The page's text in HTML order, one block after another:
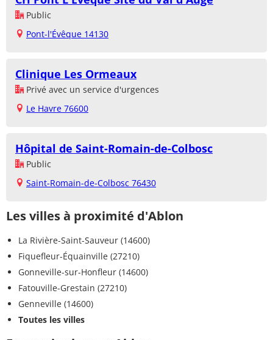
Public
Pont-l'Évêque 14130
Clinique Les Ormeaux
Privé avec un service d'urgences
Le Havre 76600
Hôpital de Saint-Romain-de-Colbosc
Public
Saint-Romain-de-Colbosc 76430
Les villes à proximité d'Ablon
La Rivière-Saint-Sauveur (14600)
Fiquefleur-Équainville (27210)
Gonneville-sur-Honfleur (14600)
Fatouville-Grestain (27210)
Genneville (14600)
Toutes les villes